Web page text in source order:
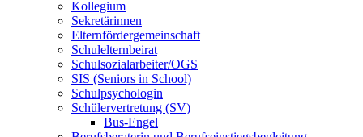
Kollegium
Sekretärinnen
Elternfördergemeinschaft
Schulelternbeirat
Schulsozialarbeiter/OGS
SIS (Seniors in School)
Schulpsychologin
Schülervertretung (SV)
Bus-Engel